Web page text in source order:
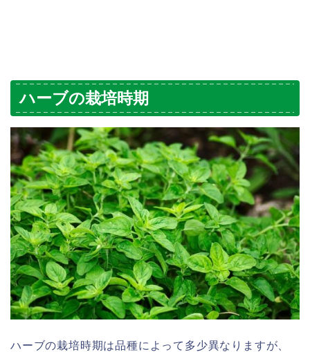
ハーブの栽培時期
ハーブの栽培時期は品種によって多少異なりますが、